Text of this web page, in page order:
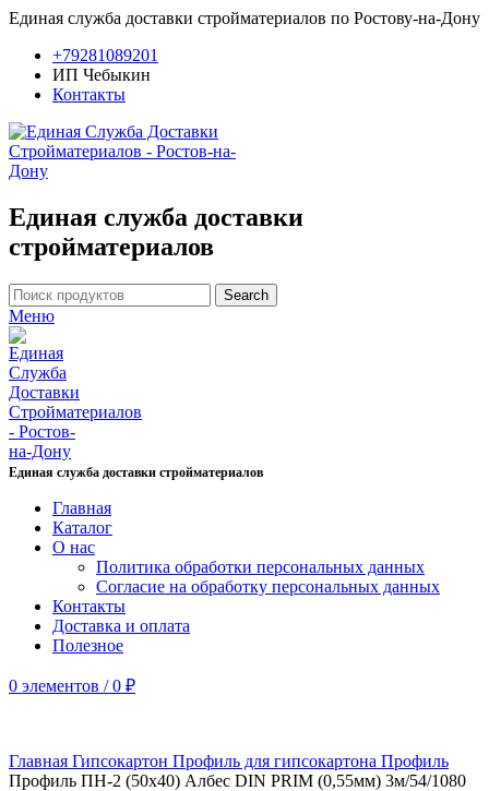
Единая служба доставки стройматериалов по Ростову-на-Дону
+79281089201
ИП Чебыкин
Контакты
Единая служба доставки
стройматериалов
Search
Меню
Единая служба доставки стройматериалов
Главная
Каталог
О нас
Политика обработки персональных данных
Согласие на обработку персональных данных
Контакты
Доставка и оплата
Полезное
0 элементов / 0 ₽
Главная Гипсокартон Профиль для гипсокартона Профиль
Профиль ПН-2 (50х40) Албес DIN PRIM (0,55мм) 3м/54/1080